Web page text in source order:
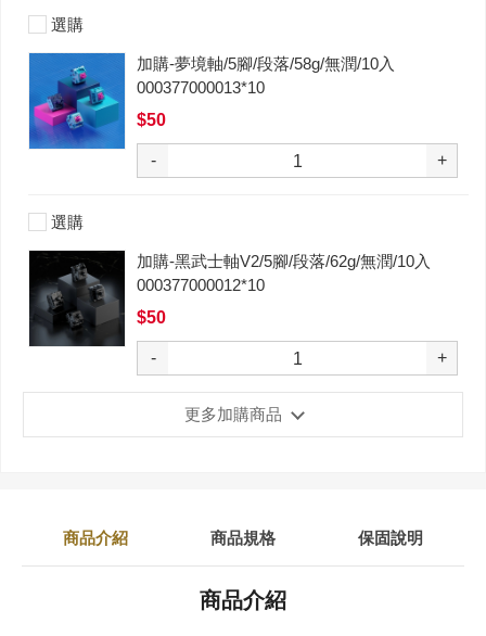
選購
加購-夢境軸/5腳/段落/58g/無潤/10入
000377000013*10
$50
- +
選購
加購-黑武士軸V2/5腳/段落/62g/無潤/10入
000377000012*10
$50
- +
更多加購商品
商品介紹 商品規格 保固說明
商品介紹